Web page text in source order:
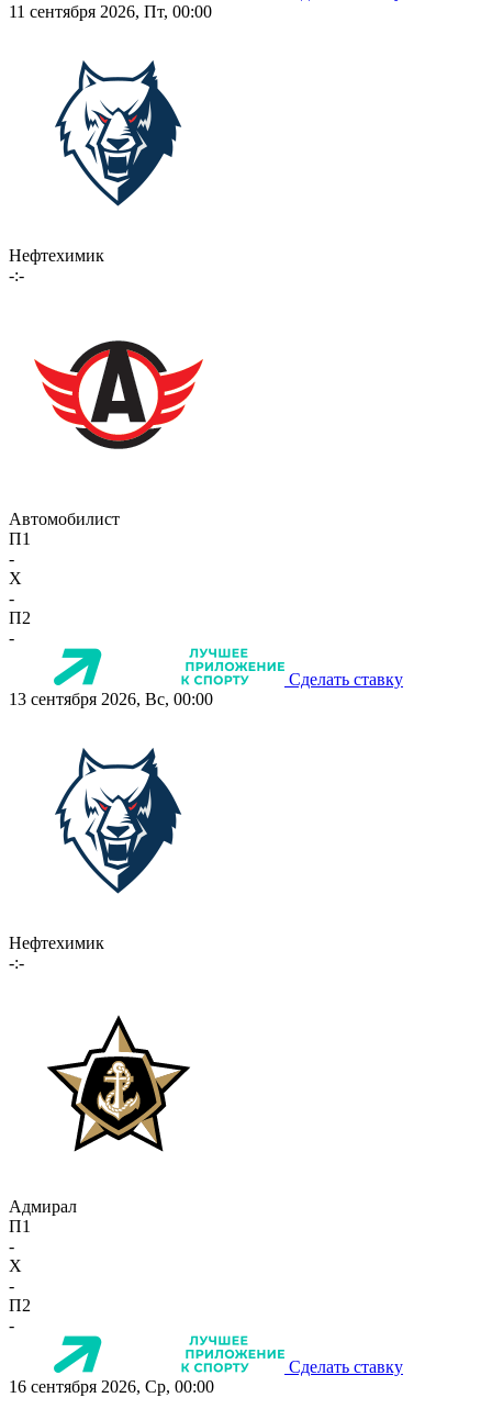
11 сентября 2026, Пт, 00:00
Нефтехимик
-:-
Автомобилист
П1
-
X
-
П2
-
Сделать ставку
13 сентября 2026, Вс, 00:00
Нефтехимик
-:-
Адмирал
П1
-
X
-
П2
-
Сделать ставку
16 сентября 2026, Ср, 00:00